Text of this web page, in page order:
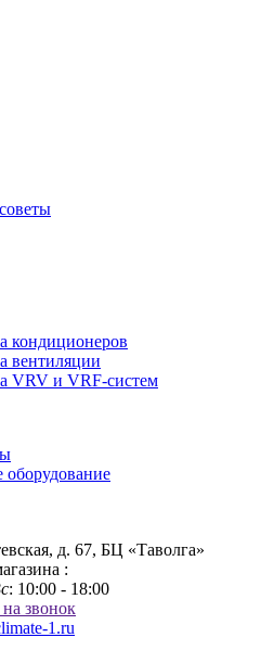
кондиционеров
вентиляции
VRV и VRF-систем
оборудование
д. 67, БЦ «Таволга»
:
: 10:00 - 18:00
на звонок
1.ru